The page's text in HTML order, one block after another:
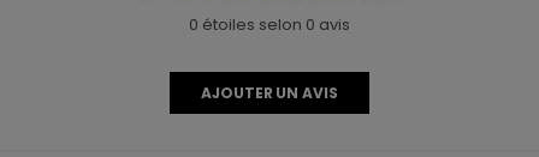
0 étoiles selon 0 avis
AJOUTER UN AVIS